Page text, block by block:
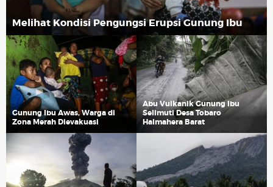
Melihat Kondisi Pengungsi Erupsi Gunung Ibu
Gunung Ibu Awas, Warga di
Zona Merah Dievakuasi
Abu Vulkanik Gunung Ibu
Selimuti Desa Tobaro
Halmahera Barat